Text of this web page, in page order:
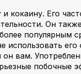
Его
Он
популярным
вам.
побочные